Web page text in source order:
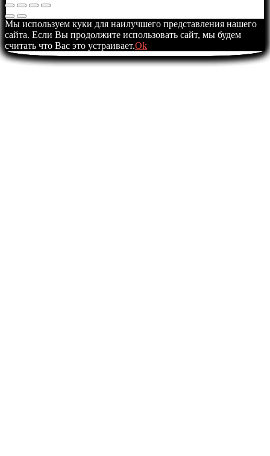
Мы используем куки для наилучшего представления нашего
сайта. Если Вы продолжите использовать сайт, мы будем
считать что Вас это устраивает.Ok